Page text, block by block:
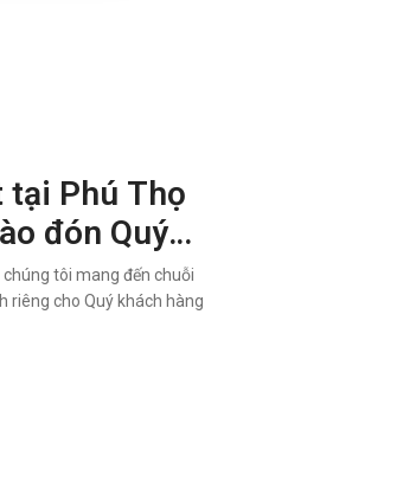
tại Phú Thọ
đón Quý
Weekend
tôi mang đến chuỗi
riêng cho Quý khách hàng